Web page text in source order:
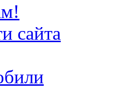
сайта